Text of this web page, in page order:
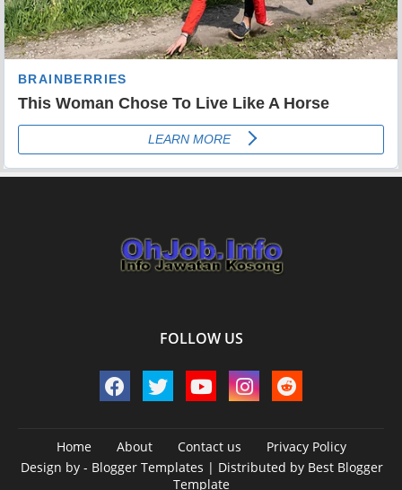
FOLLOW US
Home About Contact us
Privacy Policy
Design by - Blogger Templates | Distributed by Best Blogger
Template